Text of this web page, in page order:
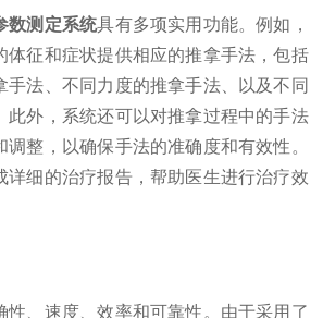
数测定系统具有多项实用功能。例如，
体征和症状提供相应的推拿手法，包括
手法、不同力度的推拿手法、以及不同
此外，系统还可以对推拿过程中的手法
整，以确保手法的准确度和有效性。
详细的治疗报告，帮助医生进行治疗效
、速度、效率和可靠性。由于采用了